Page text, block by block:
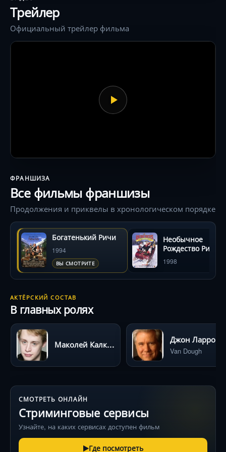
Трейлер
Официальный трейлер фильма
ФРАНШИЗА
Все фильмы франшизы
Продолжения и приквелы в хронологическом порядке
Богатенький Ричи
1994
ВЫ СМОТРИТЕ
Необычное
Рождество Ричи
Рича
1998
АКТЁРСКИЙ СОСТАВ
В главных ролях
Маколей Калкин Джон
Van Dough
СМОТРЕТЬ ОНЛАЙН
Стриминговые сервисы
Узнайте, на каких сервисах доступен фильм
Где посмотреть